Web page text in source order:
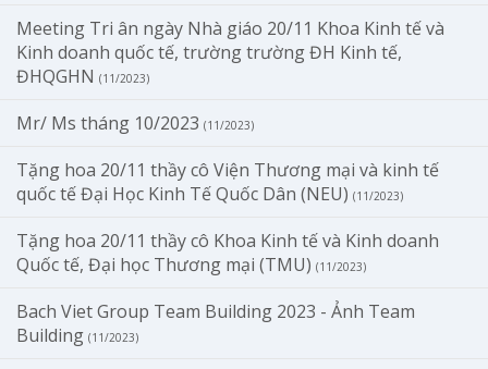
Meeting Tri ân ngày Nhà giáo 20/11 Khoa Kinh tế và
Kinh doanh quốc tế, trường trường ĐH Kinh tế,
ĐHQGHN (11/2023)
Mr/ Ms tháng 10/2023 (11/2023)
Tặng hoa 20/11 thầy cô Viện Thương mại và kinh tế
quốc tế Đại Học Kinh Tế Quốc Dân (NEU) (11/2023)
Tặng hoa 20/11 thầy cô Khoa Kinh tế và Kinh doanh
Quốc tế, Đại học Thương mại (TMU) (11/2023)
Bach Viet Group Team Building 2023 - Ảnh Team
Building (11/2023)